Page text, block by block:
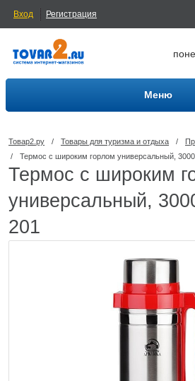
Вход Регистрация
Меню
Товар2.ру / Товары для туризма и отдыха /
/
Термос с широким горлом универсальный,
Термос с широким
универсальный,
201